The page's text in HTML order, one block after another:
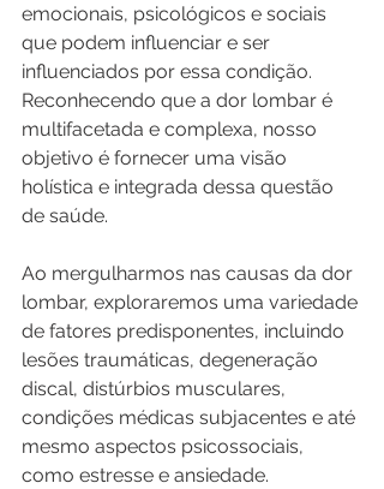
emocionais, psicológicos e sociais
que podem influenciar e ser
influenciados por essa condição.
Reconhecendo que a dor lombar é
multifacetada e complexa, nosso
objetivo é fornecer uma visão
holística e integrada dessa questão
de saúde.
Ao mergulharmos nas causas da dor
lombar, exploraremos uma variedade
de fatores predisponentes, incluindo
lesões traumáticas, degeneração
discal, distúrbios musculares,
condições médicas subjacentes e até
mesmo aspectos psicossociais,
como estresse e ansiedade.